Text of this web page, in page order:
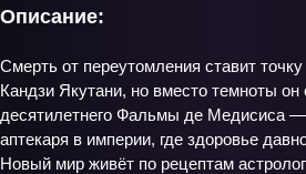
Описание:
Смерть от переутомления ставит
Кандзи Якутани, но вместо темноты он
десятилетнего Фальмы де Медисиса
аптекаря в империи, где здоровье
Новый мир живёт по рецептам